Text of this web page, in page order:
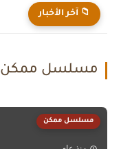
📁 آخر الأخبار
مسلسل ممكن
مسلسل ممكن